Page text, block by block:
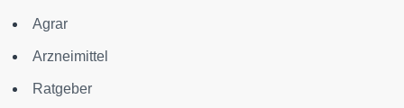
Agrar
Arzneimittel
Ratgeber